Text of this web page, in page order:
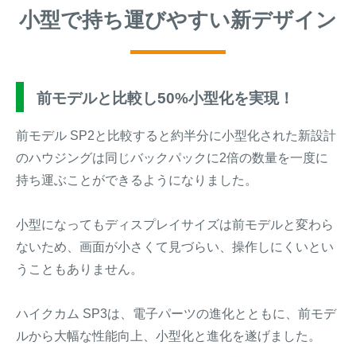
小型で持ち運びやすい新デザイン
前モデルと比較し50%小型化を実現！
前モデル SP2と比較すると約半分に小型化された新設計
のハウジングは同じバックパックに2倍の数量を一度に
持ち運ぶことができるようになりました。
小型になってもディスプレイサイズは前モデルと変わら
ないため、画面が小さくて見づらい、操作しにくいとい
うこともありません。
ハイクカム SP3は、電子パーツの進化とともに、前モデ
ルから大幅な性能向上、小型化と進化を遂げました。